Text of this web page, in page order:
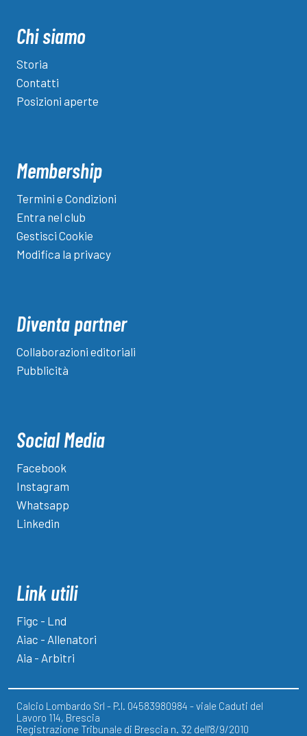
articoli
Chi siamo
Storia
Contatti
Posizioni aperte
Membership
Termini e Condizioni
Entra nel club
Gestisci Cookie
Modifica la privacy
Diventa partner
Collaborazioni editoriali
Pubblicità
Social Media
Facebook
Instagram
Whatsapp
Linkedin
Link utili
Figc - Lnd
Aiac - Allenatori
Aia - Arbitri
Calcio Lombardo Srl - P.I. 04583980984 - viale Caduti del
Lavoro 114, Brescia
Registrazione Tribunale di Brescia n. 32 dell'8/9/2010